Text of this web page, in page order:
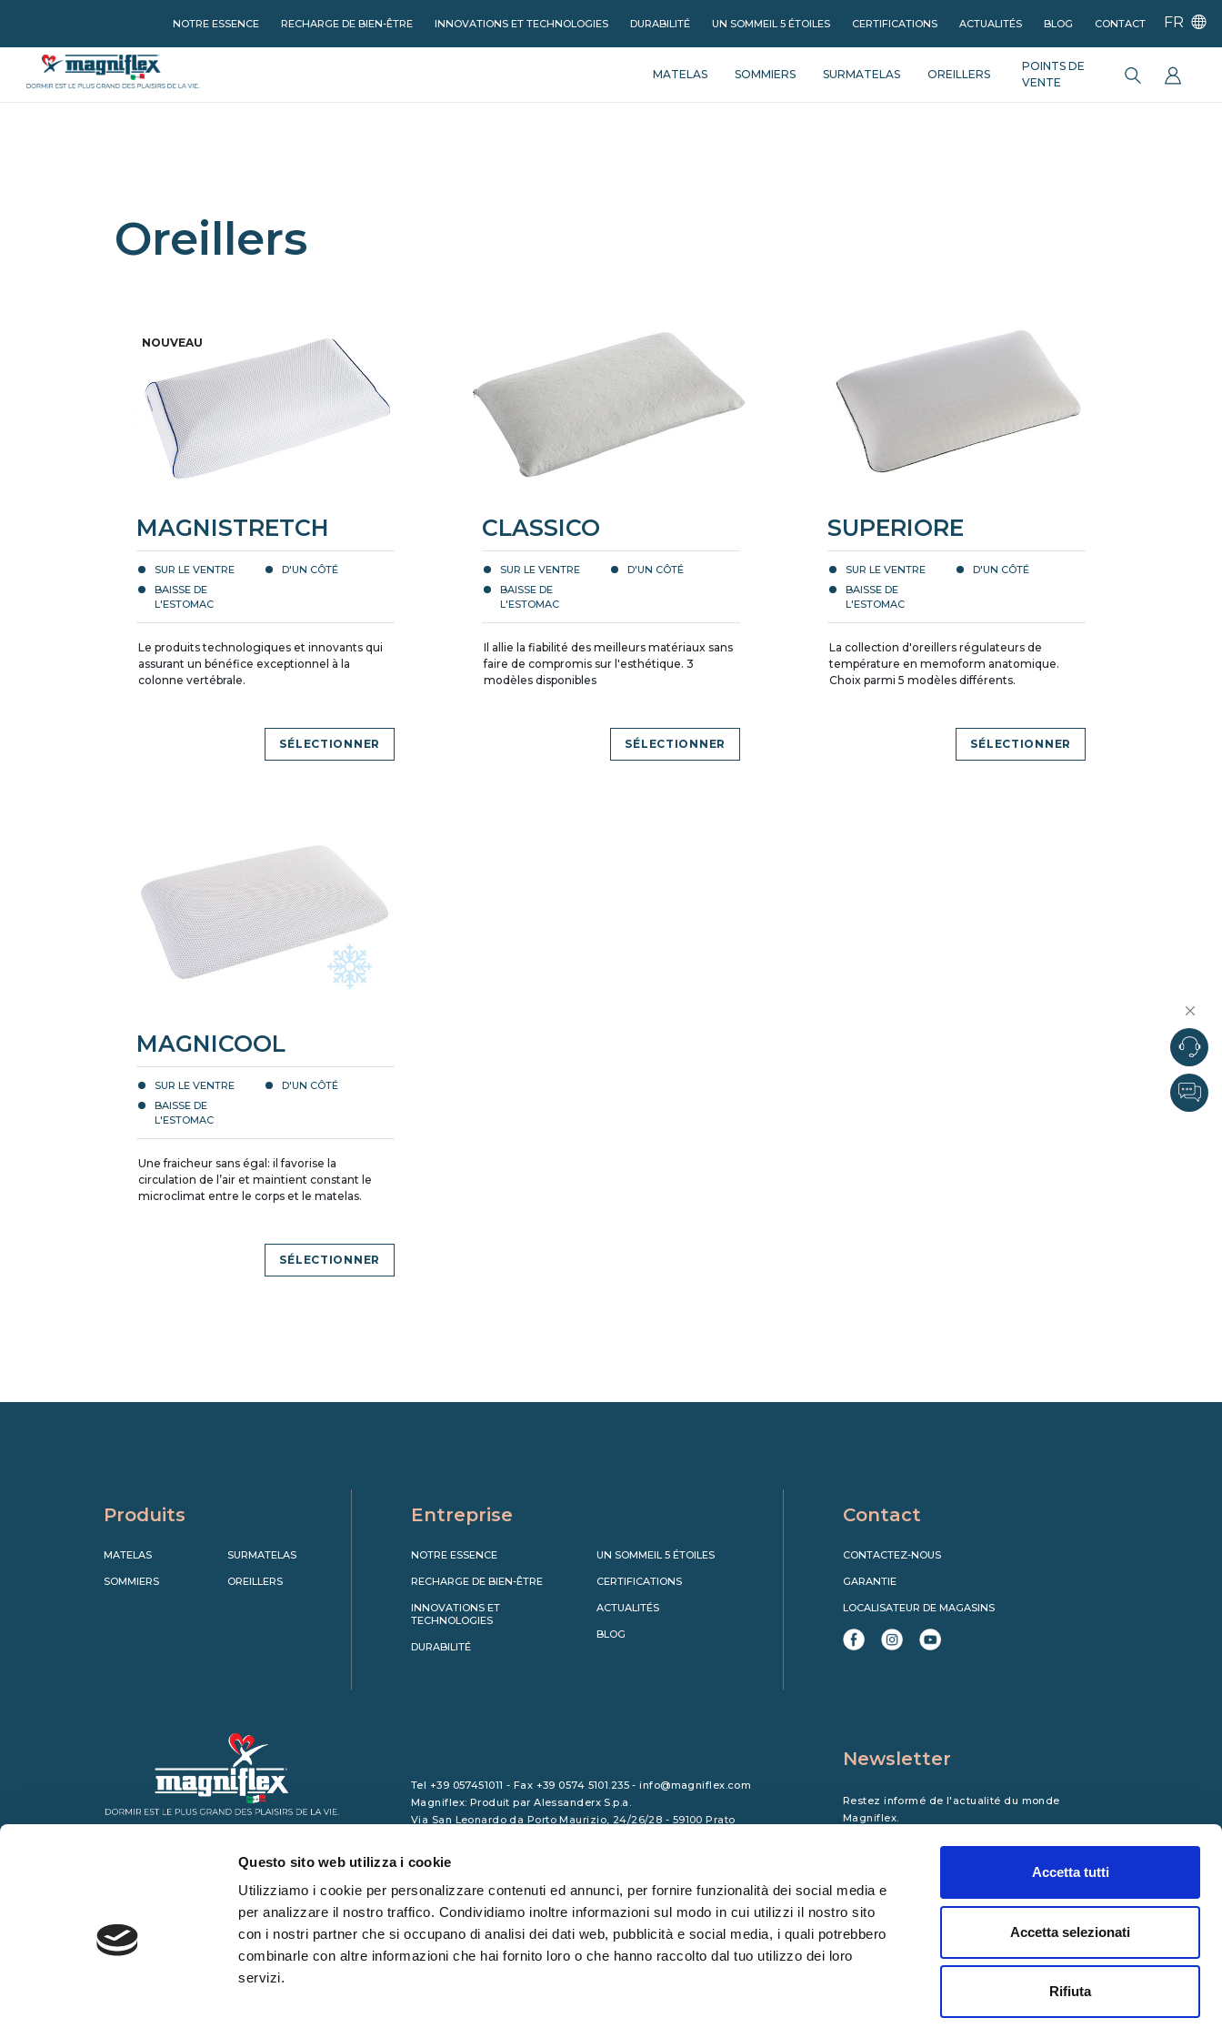
Questo sito web utilizza i cookie
Utilizziamo i cookie per personalizzare contenuti ed annunci, per fornire funzionalità dei social media e
per analizzare il nostro traffico. Condividiamo inoltre informazioni sul modo in cui utilizzi il nostro sito
con i nostri partner che si occupano di analisi dei dati web, pubblicità e social media, i quali potrebbero
combinarle con altre informazioni che hai fornito loro o che hanno raccolto dal tuo utilizzo dei loro
servizi.
Accetta tutti
Accetta selezionati
Rifiuta
NOTRE ESSENCE RECHARGE DE BIEN-ÊTRE INNOVATIONS ET TECHNOLOGIES DURABILITÉ UN SOMMEIL 5 ÉTOILES CERTIFICATIONS ACTUALITÉS BLOG CONTACT FR
POINTS DE
VENTE
MATELAS SOMMIERS SURMATELAS OREILLERS
Oreillers
NOUVEAU
MAGNISTRETCH
SUR LE VENTRE
D'UN CÔTÉ
BAISSE DE
L'ESTOMAC
Le produits technologiques et innovants qui
assurant un bénéfice exceptionnel à la
colonne vertébrale.
SÉLECTIONNER
CLASSICO
SUR LE VENTRE
D'UN CÔTÉ
BAISSE DE
L'ESTOMAC
Il allie la fiabilité des meilleurs matériaux sans
faire de compromis sur l'esthétique. 3
modèles disponibles
SÉLECTIONNER
SUPERIORE
SUR LE VENTRE
D'UN CÔTÉ
BAISSE DE
L'ESTOMAC
La collection d'oreillers régulateurs de
température en memoform anatomique.
Choix parmi 5 modèles différents.
SÉLECTIONNER
MAGNICOOL
SUR LE VENTRE
D'UN CÔTÉ
BAISSE DE
L'ESTOMAC
Une fraicheur sans égal: il favorise la
circulation de l’air et maintient constant le
microclimat entre le corps et le matelas.
SÉLECTIONNER
Produits
MATELAS
SOMMIERS
SURMATELAS
OREILLERS
Entreprise
NOTRE ESSENCE
RECHARGE DE BIEN-ÊTRE
INNOVATIONS ET
TECHNOLOGIES
DURABILITÉ
UN SOMMEIL 5 ÉTOILES
CERTIFICATIONS
ACTUALITÉS
BLOG
Contact
CONTACTEZ-NOUS
GARANTIE
LOCALISATEUR DE MAGASINS
Tel +39 057451011 - Fax +39 0574 5101.235 - info@magniflex.com
Magniflex: Produit par Alessanderx S.p.a.
Via San Leonardo da Porto Maurizio, 24/26/28 - 59100 Prato
PO/465133 - Code des impôts 01246380461
Newsletter
Restez informé de l'actualité du monde
Magniflex.